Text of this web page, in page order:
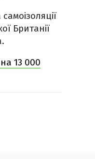
Британії
13 000